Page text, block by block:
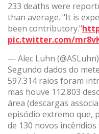
233 deaths were
than average. "It is
been contributory."
pic.twitter.com/
— Alec Luhn (@ASLuhn)
Segundo dados do
597.314 raios foram
mas houve 112.803
área (descargas
episódio extremo que,
de 130 novos